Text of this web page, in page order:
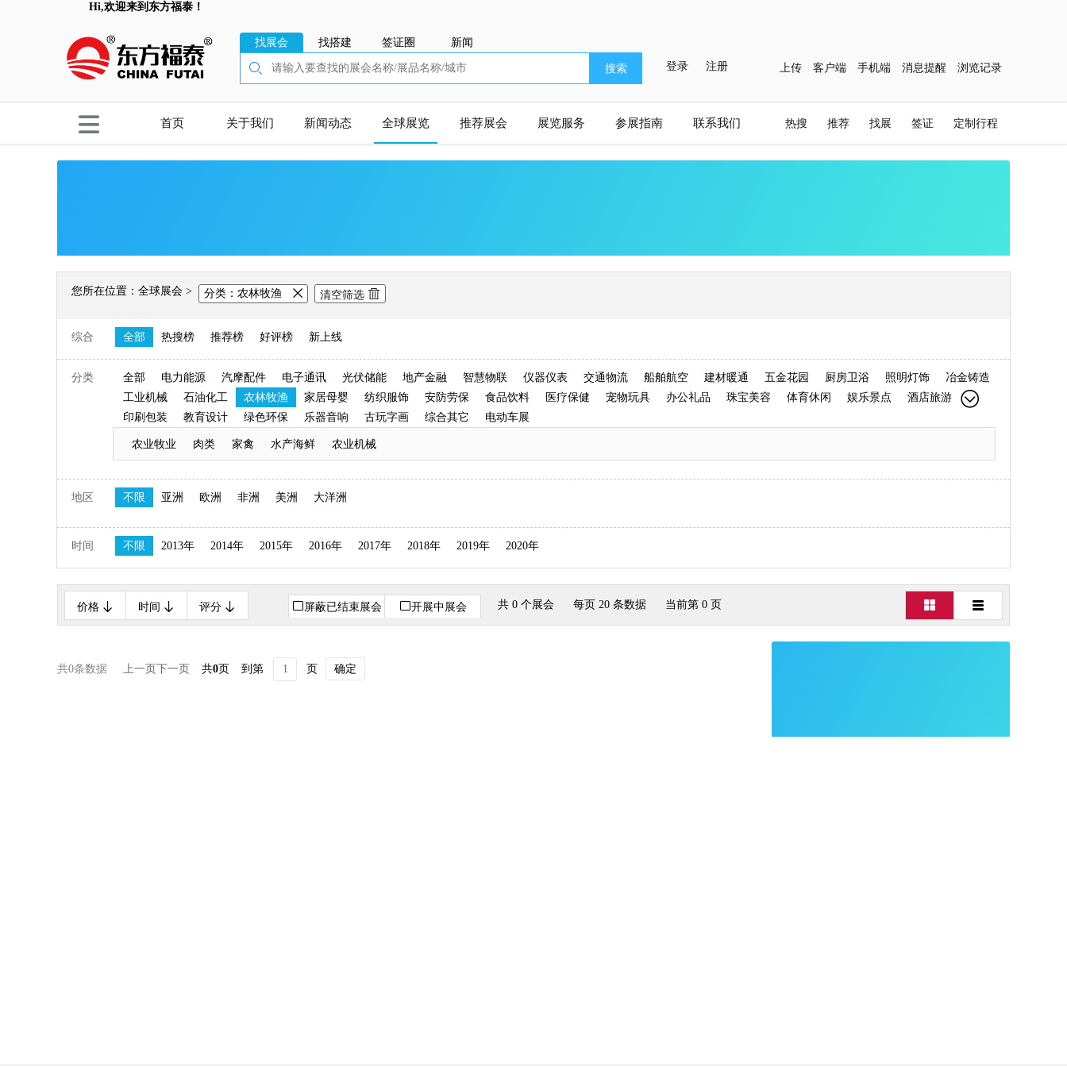
Hi,欢迎来到东方福泰！
找展会 找搭建 签证圈 新闻
搜索 登录 注册 上传 客户端 手机端 消息提醒 浏览记录
首页 关于我们 新闻动态 全球展览 推荐展会 展览服务 参展指南 联系我们 热搜 推荐 找展 签证 定制行程
您所在位置：全球展会 > 分类： 农林牧渔 清空筛选
综合 全部 热搜榜 推荐榜 好评榜 新上线
分类 全部 电力能源 汽摩配件 电子通讯 光伏储能 地产金融 智慧物联 仪器仪表 交通物流 船舶航空 建材暖通 五金花园 厨房卫浴 照明灯饰
冶金铸造
工业机械
石油化工 农林牧渔 家居母婴 纺织服饰 安防劳保 食品饮料 医疗保健 宠物玩具 办公礼品 珠宝美容 体育休闲 娱乐景点
酒店旅游
印刷包装
教育设计 绿色环保 乐器音响 古玩字画 综合其它 电动车展
农业牧业 肉类 家禽 水产海鲜 农业机械
地区 不限 亚洲 欧洲 非洲 美洲 大洋洲
时间 不限 2013年 2014年 2015年 2016年 2017年 2018年 2019年 2020年
价格 时间 评分 屏蔽已结束展会 开展中展会 共 0 个展会 每页 20 条数据 当前第 0 页
共0条数据 上一页 下一页 共0页 到第 页 确定